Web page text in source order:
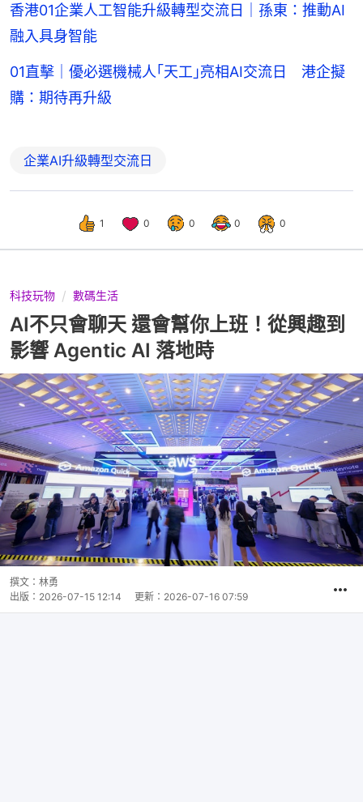
香港01企業人工智能升級轉型交流日｜孫東：推動AI
融入具身智能
01直擊｜優必選機械人｢天工｣亮相AI交流日 港企擬
購：期待再升級
企業AI升級轉型交流日
1 0 0 0 0
科技玩物 數碼生活
AI不只會聊天 還會幫你上班！從興趣到
影響 Agentic AI 落地時
撰文： 林勇
出版： 2026-07-15 12:14 更新： 2026-07-16 07:59